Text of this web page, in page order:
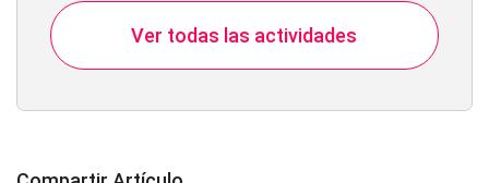
Ver todas las actividades